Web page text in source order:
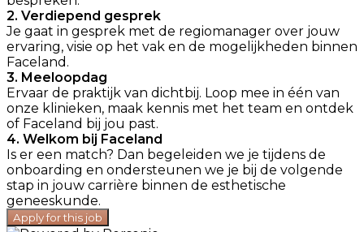
2. Verdiepend gesprek
Je gaat in gesprek met de regiomanager over jouw
ervaring, visie op het vak en de mogelijkheden binnen
Faceland.
3. Meeloopdag
Ervaar de praktijk van dichtbij. Loop mee in één van
onze klinieken, maak kennis met het team en ontdek
of Faceland bij jou past.
4. Welkom bij Faceland
Is er een match? Dan begeleiden we je tijdens de
onboarding en ondersteunen we je bij de volgende
stap in jouw carrière binnen de esthetische
geneeskunde.
Apply for this job